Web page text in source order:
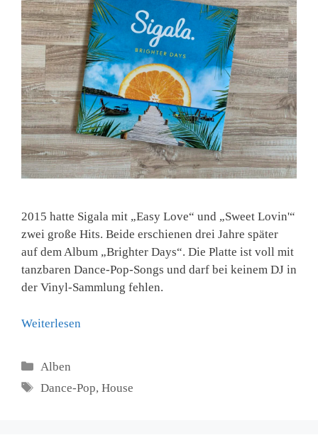
2015 hatte Sigala mit „Easy Love“ und „Sweet Lovin'“
zwei große Hits. Beide erschienen drei Jahre später
auf dem Album „Brighter Days“. Die Platte ist voll mit
tanzbaren Dance-Pop-Songs und darf bei keinem DJ in
der Vinyl-Sammlung fehlen.
Weiterlesen
Kategorien
Alben
Schlagwörter
Dance-Pop,House